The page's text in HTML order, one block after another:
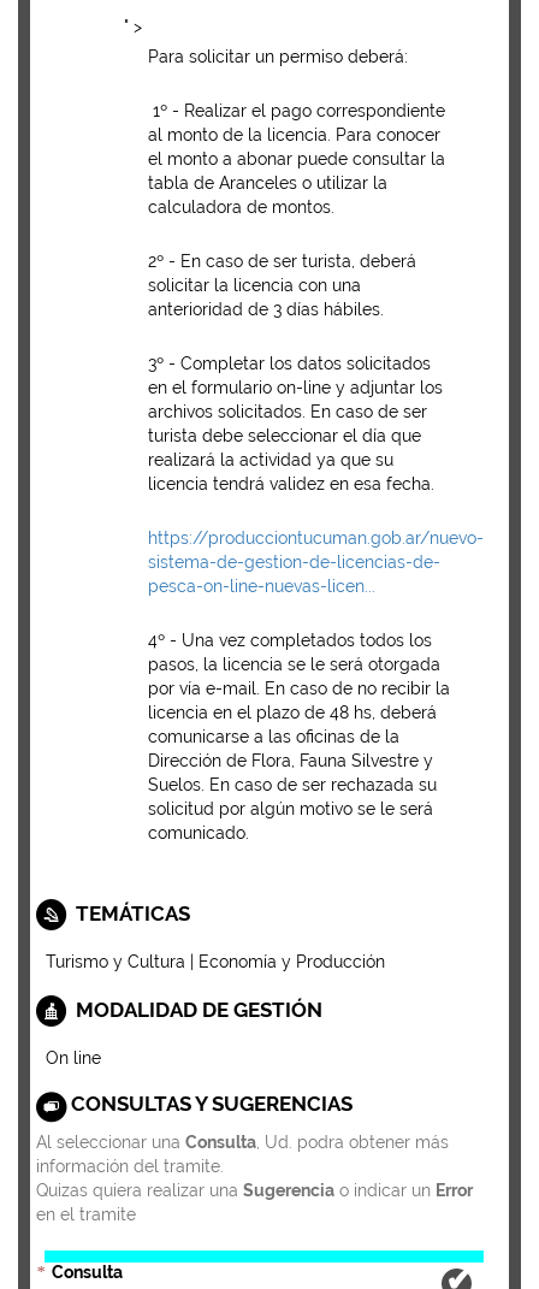
" >
Para solicitar un permiso deberá:
1º - Realizar el pago correspondiente
al monto de la licencia. Para conocer
el monto a abonar puede consultar la
tabla de Aranceles o utilizar la
calculadora de montos.
2º - En caso de ser turista, deberá
solicitar la licencia con una
anterioridad de 3 días hábiles.
3º - Completar los datos solicitados
en el formulario on-line y adjuntar los
archivos solicitados. En caso de ser
turista debe seleccionar el día que
realizará la actividad ya que su
licencia tendrá validez en esa fecha.
https://producciontucuman.gob.ar/nuevo-
sistema-de-gestion-de-licencias-de-
pesca-on-line-nuevas-licen...
4º - Una vez completados todos los
pasos, la licencia se le será otorgada
por vía e-mail. En caso de no recibir la
licencia en el plazo de 48 hs, deberá
comunicarse a las oficinas de la
Dirección de Flora, Fauna Silvestre y
Suelos. En caso de ser rechazada su
solicitud por algún motivo se le será
comunicado.
TEMÁTICAS
Turismo y Cultura | Economía y Producción
MODALIDAD DE GESTIÓN
On line
CONSULTAS Y SUGERENCIAS
Al seleccionar una Consulta , Ud. podra obtener más
información del tramite.
Quizas quiera realizar una Sugerencia o indicar un Error
en el tramite
* Consulta